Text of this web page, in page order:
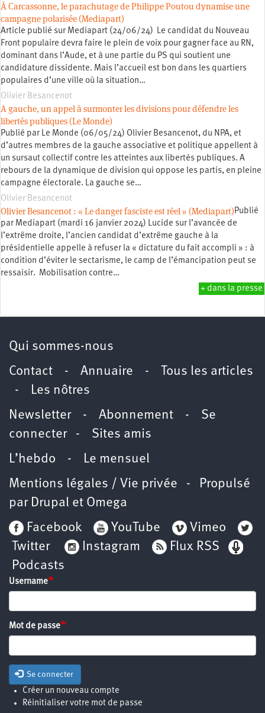
À Carcassonne, le parachutage de Philippe Poutou dynamise une
campagne polarisée (Mediapart)
Article publié sur Mediapart (24/06/24) Le candidat du Nouveau
Front populaire devra faire le plein de voix pour gagner face au RN,
dominant dans l’Aude, et à une partie du PS qui soutient une
candidature dissidente. Mais l’accueil est bon dans les quartiers
populaires d’une ville où la situation…
Olivier Besancenot
A gauche, un appel à surmonter les divisions pour défendre les
libertés publiques (Le Monde)
Publié par Le Monde (06/05/24) Olivier Besancenot, du NPA, et
d’autres membres de la gauche associative et politique appellent à
un sursaut collectif contre les atteintes aux libertés publiques. A
rebours de la dynamique de division qui oppose les partis, en pleine
campagne électorale. La gauche se…
Olivier Besancenot
Olivier Besancenot : « Le danger fasciste est réel » (Mediapart)Publié
par Mediapart (mardi 16 janvier 2024) Lucide sur l’avancée de
l’extrême droite, l’ancien candidat d’extrême gauche à la
présidentielle appelle à refuser la « dictature du fait accompli » : à
condition d’éviter le sectarisme, le camp de l’émancipation peut se
ressaisir. Mobilisation contre…
+ dans la presse
Qui sommes-nous
Contact - Annuaire -
Tous les articles
- Les nôtres
Newsletter- Abonnement - Se
connecter- Sites amis
L’hebdo - Le mensuel
Mentions légales / Vie privée - Propulsé
par Drupal et Omega
Facebook
YouTube
Vimeo
Twitter
Instagram
Flux RSS
Podcasts
Username
Mot de passe
Se connecter
Créer un nouveau compte
Réinitialiser votre mot de passe